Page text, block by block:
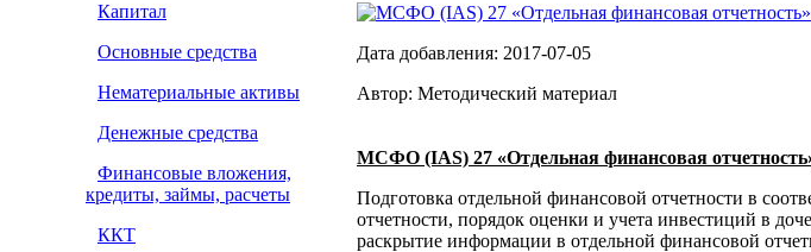
Капитал
Основные средства
Нематериальные активы
Денежные средства
Финансовые вложения,
кредиты, займы, расчеты
ККТ
МСФО (IAS) 27 «Отдельная финансовая отчетность»
Дата добавления: 2017-07-05
Автор: Методический материал
МСФО (IAS) 27 «Отдельная финансовая
Подготовка отдельной финансовой отчетности в
отчетности, порядок оценки и учета инвестиций в
раскрытие информации в отдельной финансовой